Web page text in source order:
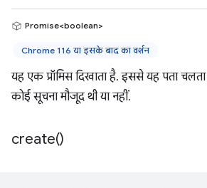
Promise<boolean>
Chrome 116 या इसके बाद का वर्शन
यह एक प्रॉमिस दिखाता है. इससे यह पता
कोई सूचना मौजूद थी या नहीं.
create()